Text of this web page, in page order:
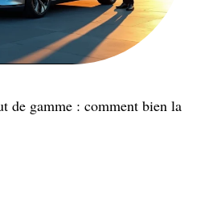
de gamme : comment bien la